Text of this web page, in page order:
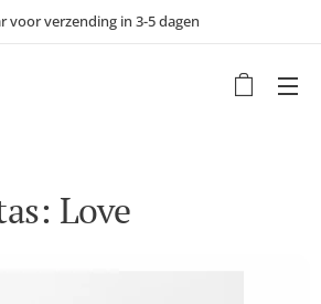
voor verzending in 3-5 dagen
Love